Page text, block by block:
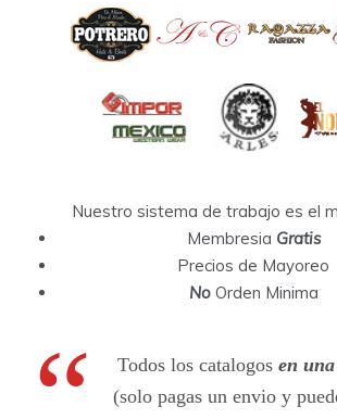
Nuestro sistema de trabajo es el
Membresia Gratis
Precios de Mayoreo
NoOrden Minima
Todos los catalogos en
(solo pagas un envio y